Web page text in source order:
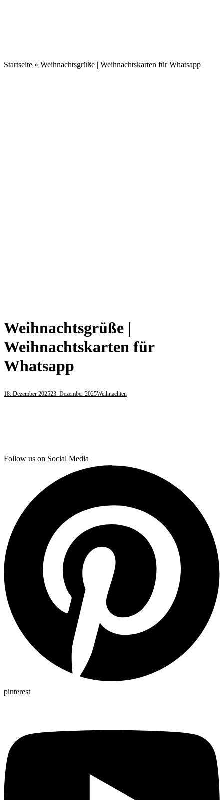
Startseite » Weihnachtsgrüße | Weihnachtskarten für Whatsapp
Weihnachtsgrüße |
Weihnachtskarten für
Whatsapp
18. Dezember 202523. Dezember 2025Weihnachten
Follow us on Social Media
pinterest